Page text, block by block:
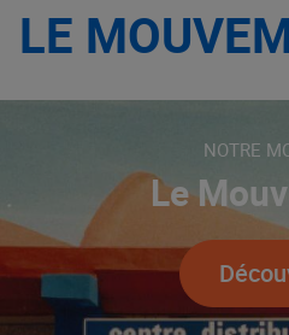
LE
NOTRE
Le